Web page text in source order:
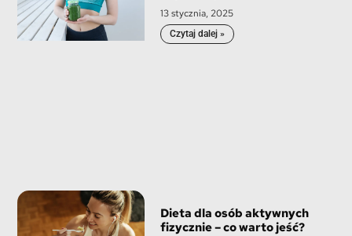
13 stycznia, 2025
Czytaj dalej »
Dieta dla osób aktywnych
fizycznie – co warto jeść?